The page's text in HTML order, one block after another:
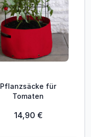
Pflanzsäcke für
Tomaten
14,90 €